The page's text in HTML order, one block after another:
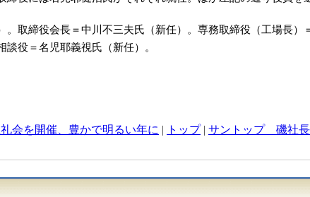
取締役会長＝中川不三夫氏（新任）。専務取締役（工場長）
役＝名児耶義視氏（新任）。
会を開催、豊かで明るい年に | トップ| サントップ 磯社長